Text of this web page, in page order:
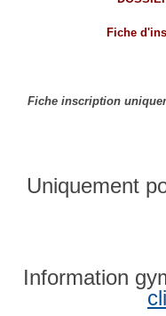
Fiche
Fiche inscription
Uniquement
Information